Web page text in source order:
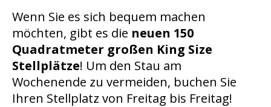
Wenn Sie es sich bequem machen
möchten, gibt es die neuen 150
Quadratmeter großen King Size
Stellplätze! Um den Stau am
Wochenende zu vermeiden, buchen Sie
Ihren Stellplatz von Freitag bis Freitag!